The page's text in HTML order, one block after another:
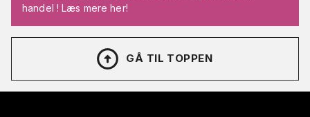
handel ! Læs mere her!
GÅ TIL TOPPEN